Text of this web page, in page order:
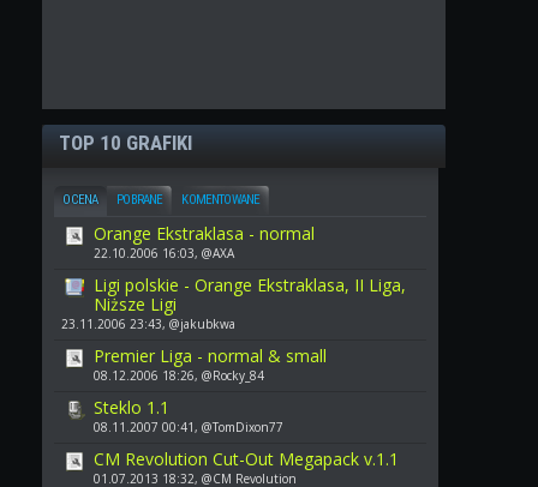
TOP 10 GRAFIKI
OCENA POBRANE KOMENTOWANE
Orange Ekstraklasa - normal
22.10.2006 16:03, @AXA
Ligi polskie - Orange Ekstraklasa, II Liga,
Niższe Ligi
23.11.2006 23:43, @jakubkwa
Premier Liga - normal & small
08.12.2006 18:26, @Rocky_84
Steklo 1.1
08.11.2007 00:41, @TomDixon77
CM Revolution Cut-Out Megapack v.1.1
01.07.2013 18:32, @CM Revolution